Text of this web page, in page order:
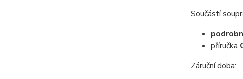
Součástí
příručka
Záruční doba: